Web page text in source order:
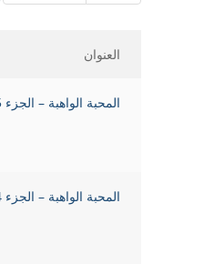
العنوان
المحبة الواهبة – الجزء 5 The Giving Love – Part
المحبة الواهبة – الجزء 4 The Giving Love – Part